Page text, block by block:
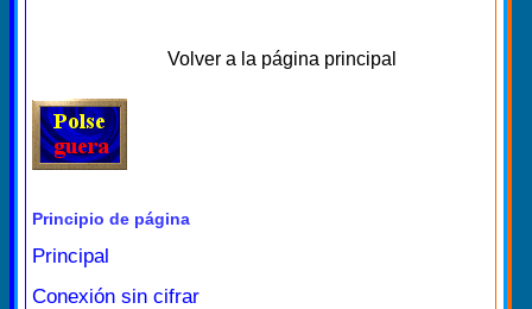
Volver a la página principal
Principio de página
Principal
Conexión sin cifrar